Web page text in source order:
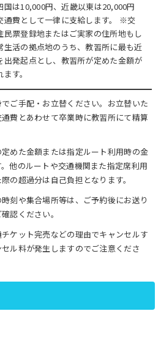
国は10,000円、近畿以東は20,000円
通費として一律に支給します。 ※交
民票登録地またはご実家の住所地もし
生活の拠点地のうち、教習所に最も近
出発起点とし、教習所が定めた金額が
す。
ご手配・お立替ください。お立替いた
費とあわせて卒業時に教習所にて精算
めた金額または指定ルート利用時の金
他のルートや交通機関また指定席利用
の超過分は自己負担となります。
刻や集合場所等は、ご予約後にお送り
認ください。
ケット完売などの理由でキャンセルす
ル料が発生しますのでご注意くださ